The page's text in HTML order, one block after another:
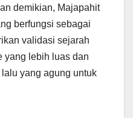
demikian, Majapahit
berfungsi sebagai
validasi sejarah
yang lebih luas dan
yang agung untuk